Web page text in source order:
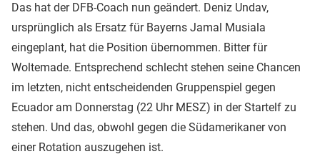
Das hat der DFB-Coach nun geändert. Deniz Undav,
ursprünglich als Ersatz für Bayerns Jamal Musiala
eingeplant, hat die Position übernommen. Bitter für
Woltemade. Entsprechend schlecht stehen seine Chancen
im letzten, nicht entscheidenden Gruppenspiel gegen
Ecuador am Donnerstag (22 Uhr MESZ) in der Startelf zu
stehen. Und das, obwohl gegen die Südamerikaner von
einer Rotation auszugehen ist.